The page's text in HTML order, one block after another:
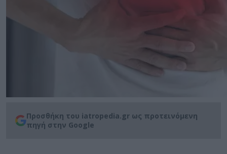
Προσθήκη του iatropedia.gr ως προτεινόμενη
πηγή στην Google